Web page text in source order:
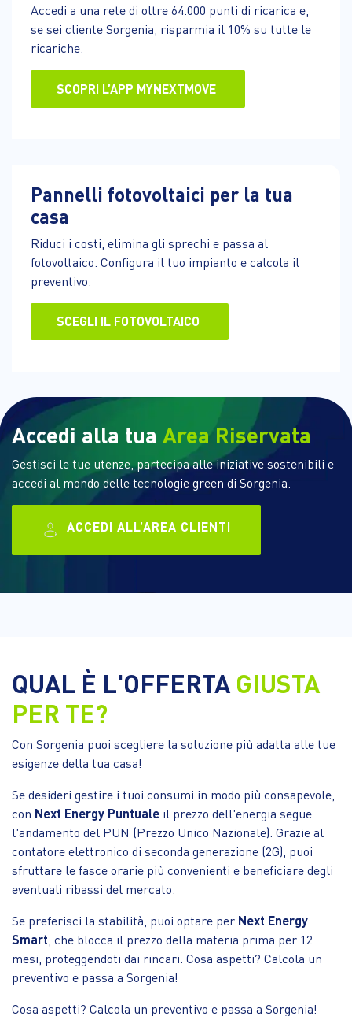
Accedi a una rete di oltre 64.000 punti di ricarica e,
se sei cliente Sorgenia, risparmia il 10% su tutte le
ricariche.
SCOPRI L’APP MYNEXTMOVE
Pannelli fotovoltaici per la tua
casa
Riduci i costi, elimina gli sprechi e passa al
fotovoltaico. Configura il tuo impianto e calcola il
preventivo.
SCEGLI IL FOTOVOLTAICO
Accedi alla tua Area Riservata
Gestisci le tue utenze, partecipa alle iniziative sostenibili e
accedi al mondo delle tecnologie green di Sorgenia.
ACCEDI ALL’AREA CLIENTI
QUAL È L'OFFERTA GIUSTA
PER TE?
Con Sorgenia puoi scegliere la soluzione più adatta alle tue
esigenze della tua casa!
Se desideri gestire i tuoi consumi in modo più consapevole,
con Next Energy Puntuale il prezzo dell'energia segue
l'andamento del PUN (Prezzo Unico Nazionale). Grazie al
contatore elettronico di seconda generazione (2G), puoi
sfruttare le fasce orarie più convenienti e beneficiare degli
eventuali ribassi del mercato.
Se preferisci la stabilità, puoi optare per Next Energy
Smart , che blocca il prezzo della materia prima per 12
mesi, proteggendoti dai rincari. Cosa aspetti? Calcola un
preventivo e passa a Sorgenia!
Cosa aspetti? Calcola un preventivo e passa a Sorgenia!